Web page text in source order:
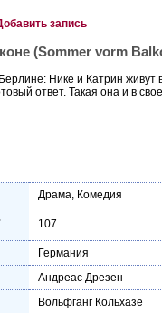
запись
(Sommer vorm
Нике и Катрин живут
ответ. Такая она и в
Драма, Комедия
107
Германия
Андреас Дрезен
Вольфганг Кольхазе